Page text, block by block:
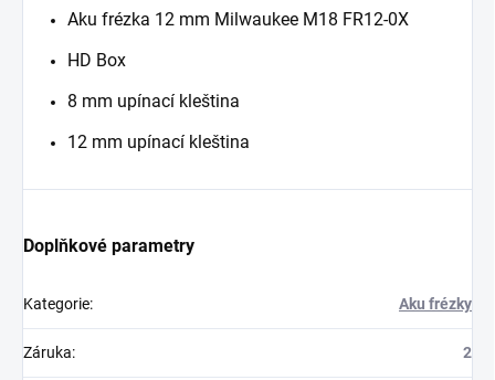
Aku frézka 12 mm Milwaukee M18 FR12-0X
HD Box
8 mm upínací kleština
12 mm upínací kleština
Doplňkové parametry
Kategorie: Aku frézky
Záruka: 2